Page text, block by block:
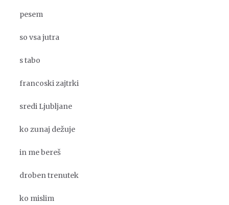
pesem
so vsa jutra
s tabo
francoski zajtrki
sredi Ljubljane
ko zunaj dežuje
in me bereš
droben trenutek
ko mislim